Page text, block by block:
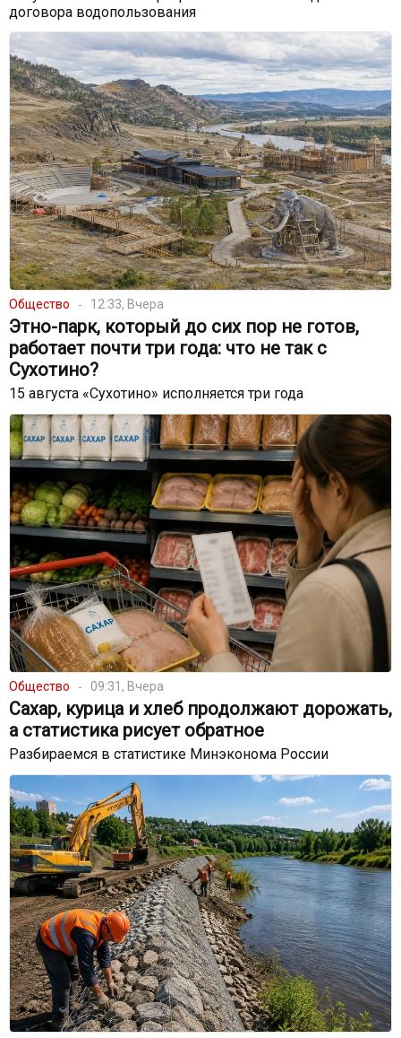
договора водопользования
Общество 12:33, Вчера
Этно-парк, который до сих пор не готов,
работает почти три года: что не так с
Сухотино?
15 августа «Сухотино» исполняется три года
Общество 09:31, Вчера
Сахар, курица и хлеб продолжают дорожать,
а статистика рисует обратное
Разбираемся в статистике Минэконома России